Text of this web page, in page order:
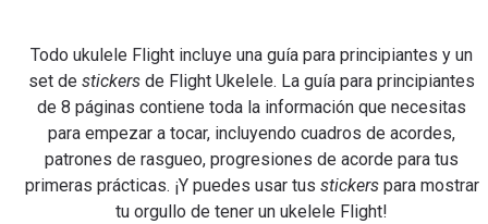
Todo ukulele Flight incluye una guía para principiantes y un
set destickers de Flight Ukelele. La guía para principiantes
de 8 páginas contiene toda la información que necesitas
para empezar a tocar, incluyendo cuadros de acordes,
patrones de rasgueo, progresiones de acorde para tus
primeras prácticas. ¡Y puedes usar tus stickerspara mostrar
tu orgullo de tener un ukelele Flight!